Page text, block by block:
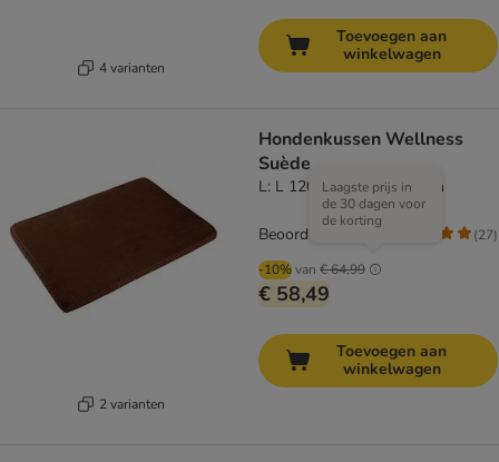
4 varianten
Toevoegen aan
winkelwagen
2 varianten
Hondenkussen Wellness
Suède
L: L 120 x B 90 x H 6 cmm
-10%van € 64,99
Laagste prijs in
de 30 dagen voor
de korting
€ 58,49
Beoordeling: 4.5/5 (27)
Toevoegen aan
winkelwagen